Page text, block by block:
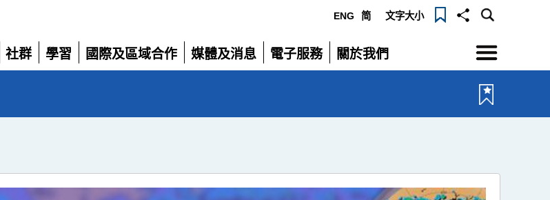
ENG 简 文字大小
社群
展
學習
展
國際及區域合作
展
媒體及消息
展
電子服務
展
關於我們
展
選
單